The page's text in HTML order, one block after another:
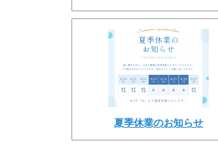
夏季休業のお知らせ